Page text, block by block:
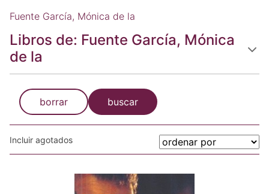
Fuente García, Mónica de la
Libros de: Fuente García, Mónica
de la
borrar buscar
Incluir agotados